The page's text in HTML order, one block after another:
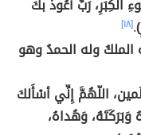
رَبِّ أَعُوذُ بكَ
.[١٨]
الملكُ وله الحمدُ وهو
اللّهُمَّ إِنِّي أسْأَلكَ
وَبَرَكَتَهُ، وَهُداهُ،